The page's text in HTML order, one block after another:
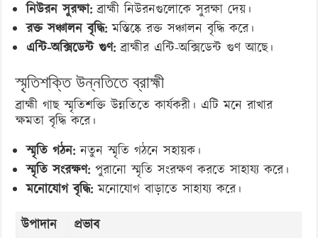
নিউরন সুরক্ষা: ব্রাহ্মী নিউরনগুলোকে সুরক্ষা দেয়।
রক্ত সঞ্চালন বৃদ্ধি: মস্তিষ্কে রক্ত সঞ্চালন বৃদ্ধি করে।
এন্টি-অক্সিডেন্ট গুণ: ব্রাহ্মীর এন্টি-অক্সিডেন্ট গুণ আছে।
স্মৃতিশক্তি উন্নতিতে ব্রাহ্মী
ব্রাহ্মী গাছ স্মৃতিশক্তি উন্নতিতে কার্যকরী। এটি মনে রাখার
ক্ষমতা বৃদ্ধি করে।
স্মৃতি গঠন: নতুন স্মৃতি গঠনে সহায়ক।
স্মৃতি সংরক্ষণ: পুরানো স্মৃতি সংরক্ষণ করতে সাহায্য করে।
মনোযোগ বৃদ্ধি: মনোযোগ বাড়াতে সাহায্য করে।
উপাদান
প্রভাব